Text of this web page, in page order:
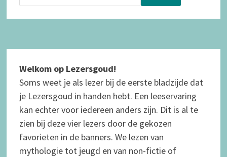
Welkom op Lezersgoud!
Soms weet je als lezer bij de eerste bladzijde dat
je Lezersgoud in handen hebt. Een leeservaring
kan echter voor iedereen anders zijn. Dit is al te
zien bij deze vier lezers door de gekozen
favorieten in de banners. We lezen van
mythologie tot jeugd en van non-fictie of